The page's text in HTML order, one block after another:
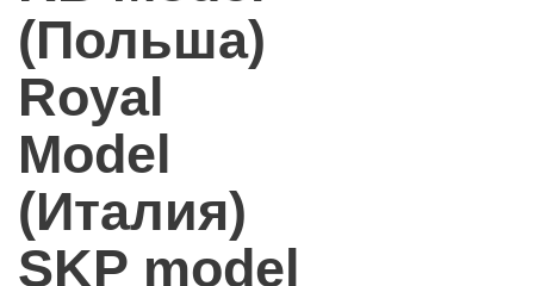
(Польша)
Royal
Model
(Италия)
SKP model